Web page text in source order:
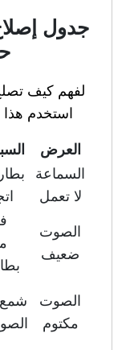
جدول
لفهم كيف
استخدم
العرض
السماعة
لا تعمل
الصوت
ضعيف
الصوت
مكتوم